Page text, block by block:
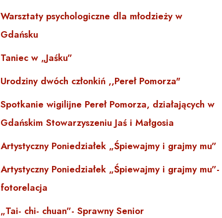
Warsztaty psychologiczne dla młodzieży w
Gdańsku
Taniec w „Jaśku”
Urodziny dwóch członkiń ,,Pereł Pomorza"
Spotkanie wigilijne Pereł Pomorza, działających w
Gdańskim Stowarzyszeniu Jaś i Małgosia
Artystyczny Poniedziałek „Śpiewajmy i grajmy mu”
Artystyczny Poniedziałek „Śpiewajmy i grajmy mu”-
fotorelacja
„Tai- chi- chuan”- Sprawny Senior